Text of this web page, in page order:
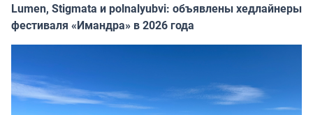
Lumen, Stigmata и polnalyubvi: объявлены хедлайнеры
фестиваля «Имандра» в 2026 года